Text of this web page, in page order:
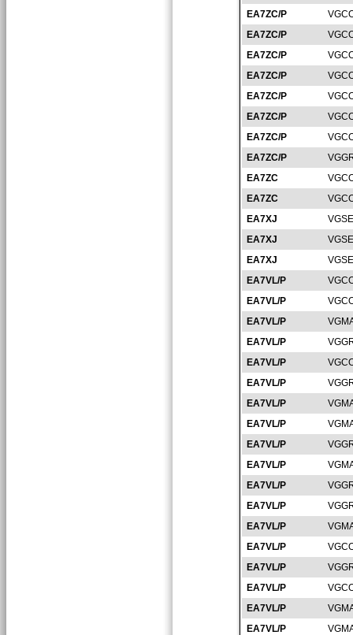
EA7ZC/P
EA7ZC/P
EA7ZC/P
EA7ZC/P
EA7ZC/P
EA7ZC/P
EA7ZC/P
EA7ZC/P
EA7ZC
EA7ZC
EA7XJ
EA7XJ
EA7XJ
EA7VL/P
EA7VL/P
EA7VL/P
EA7VL/P
EA7VL/P
EA7VL/P
EA7VL/P
EA7VL/P
EA7VL/P
EA7VL/P
EA7VL/P
EA7VL/P
EA7VL/P
EA7VL/P
EA7VL/P
EA7VL/P
EA7VL/P
EA7VL/P